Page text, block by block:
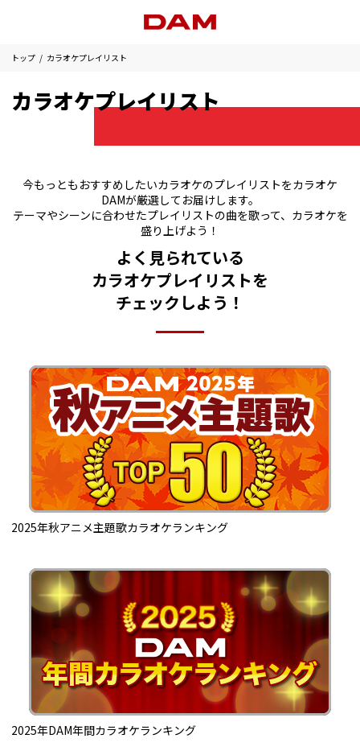
トップ カラオケプレイリスト
カラオケプレイリスト
今もっともおすすめしたいカラオケのプレイリストをカラオケ
DAMが厳選してお届けします。
テーマやシーンに合わせたプレイリストの曲を歌って、カラオケを
盛り上げよう！
よく見られている
カラオケプレイリストを
チェックしよう！
2025年秋アニメ主題歌カラオケランキング
2025年DAM年間カラオケランキング